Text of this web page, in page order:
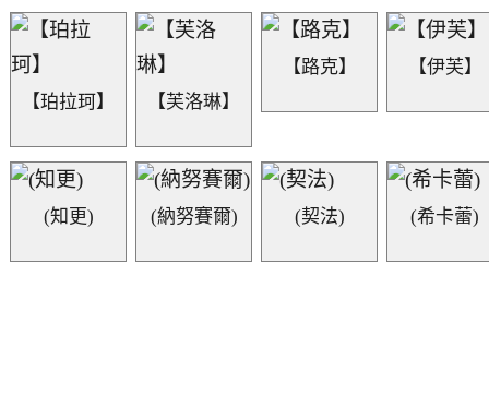
【珀拉珂】 【芙洛琳】
【路克】 【伊芙】
(知更) (納努賽爾) (契法) (希卡蕾)